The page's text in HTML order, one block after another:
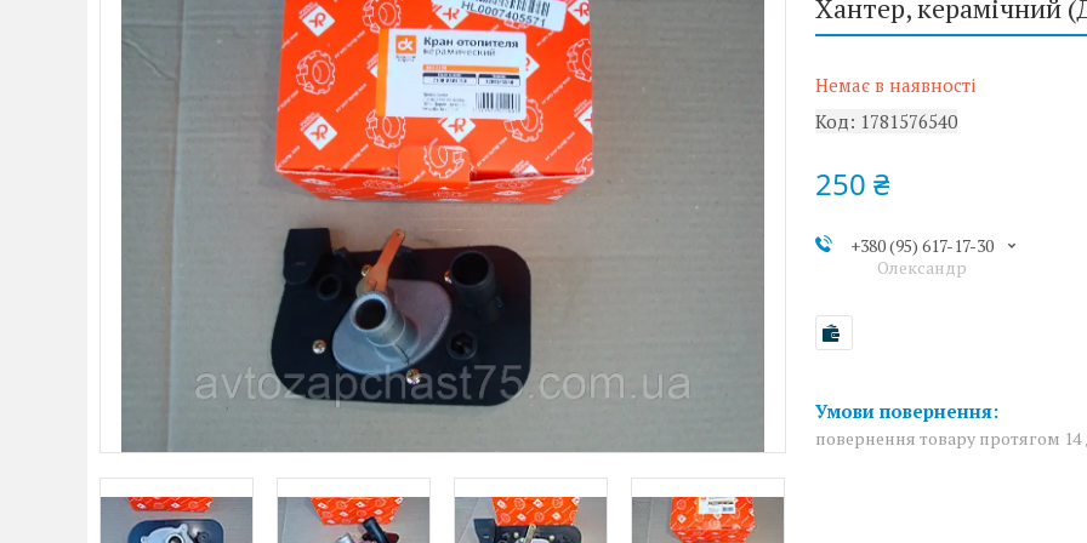
Хантер, керамічний
Немає в наявності
Код: 1781576540
250 ₴
+380 (95) 617-17-30
Олександр
повернення товару протягом 14